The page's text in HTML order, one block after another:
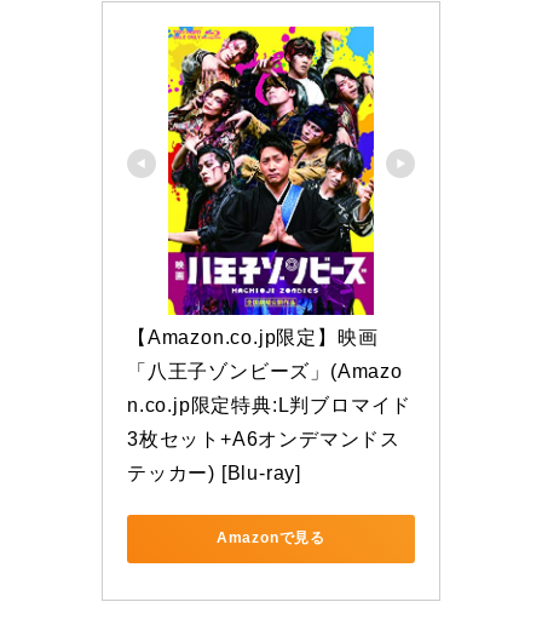
【Amazon.co.jp限定】映画
「八王子ゾンビーズ」(Amazo
n.co.jp限定特典:L判ブロマイド
3枚セット+A6オンデマンドス
テッカー) [Blu-ray]
Amazonで見る